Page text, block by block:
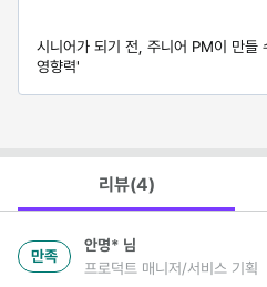
시니어가 되기 전, 주니어 PM이 만들
영향력'
리뷰(4)
만족
안명* 님
프로덕트 매니저/서비스 기획